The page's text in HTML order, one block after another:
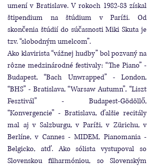
umení v Bratislave. V rokoch 1982-83 získal
štipendium na štúdium v Paríži. Od
skončenia štúdií do súčasnosti Miki Skuta je
tzv. “slobodným umelcom”.
Ako klavirista “vážnej hudby” bol pozvaný na
rôzne medzinárodné festivaly: “The Piano” -
Budapest, “Bach Unwrapped” - London,
“BHS” - Bratislava, “Warsaw Autumn”, “Liszt
Fesztivál” - Budapest-Gödöllő,
“Konvergencie” - Bratislava, ďalšie recitály
mal aj v Salzburgu, v Paríži, v Zürichu, v
Berlíne, v Cannes - MIDEM, Pianomania -
Belgicko, atď. Ako sólista vystupoval so
Slovenskou filharmóniou, so Slovenským